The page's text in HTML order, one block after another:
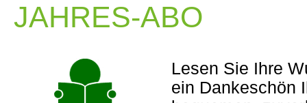
JAHRES-ABO
Lesen Sie Ihre
ein Dankeschön